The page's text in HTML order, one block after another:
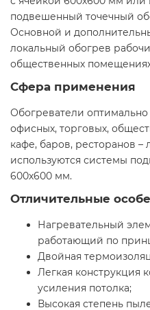
подвешенный точечный
Основной и
локальный обогрев
общественных
Сфера применения
Обогреватели оптимально
офисных, торговых,
кафе, баров, ресторанов
используются системы
600х600 мм.
Отличительные
Нагревательный
работающий по
Двойная
Легкая конструкция
усиления потолка;
Высокая степень